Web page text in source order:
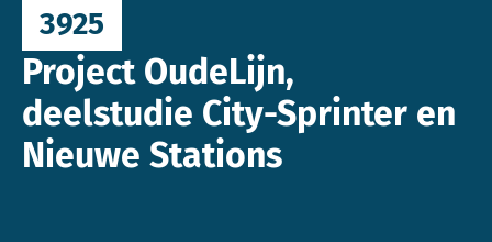
3925
Project OudeLijn,
deelstudie City-Sprinter en
Nieuwe Stations